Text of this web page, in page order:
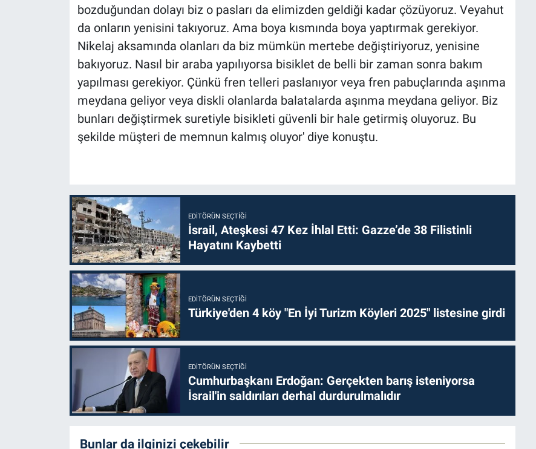
bozduğundan dolayı biz o pasları da elimizden geldiği kadar çözüyoruz. Veyahut
da onların yenisini takıyoruz. Ama boya kısmında boya yaptırmak gerekiyor.
Nikelaj aksamında olanları da biz mümkün mertebe değiştiriyoruz, yenisine
bakıyoruz. Nasıl bir araba yapılıyorsa bisiklet de belli bir zaman sonra bakım
yapılması gerekiyor. Çünkü fren telleri paslanıyor veya fren pabuçlarında aşınma
meydana geliyor veya diskli olanlarda balatalarda aşınma meydana geliyor. Biz
bunları değiştirmek suretiyle bisikleti güvenli bir hale getirmiş oluyoruz. Bu
şekilde müşteri de memnun kalmış oluyor' diye konuştu.
EDITÖRÜN SEÇTIĞI
İsrail, Ateşkesi 47 Kez İhlal Etti: Gazze’de 38 Filistinli
Hayatını Kaybetti
EDITÖRÜN SEÇTIĞI
Türkiye'den 4 köy "En İyi Turizm Köyleri 2025" listesine girdi
EDITÖRÜN SEÇTIĞI
Cumhurbaşkanı Erdoğan: Gerçekten barış isteniyorsa
İsrail'in saldırıları derhal durdurulmalıdır
Bunlar da ilginizi çekebilir